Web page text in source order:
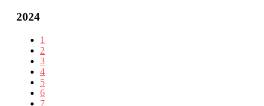
2024
1
2
3
4
5
6
7